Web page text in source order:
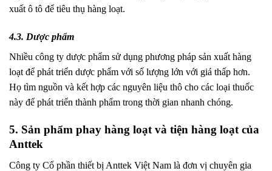
xuất ô tô để tiêu thụ hàng loạt.
4.3. Dược phẩm
Nhiều công ty dược phẩm sử dụng phương pháp sản xuất hàng
loạt để phát triển dược phẩm với số lượng lớn với giá thấp hơn.
Họ tìm nguồn và kết hợp các nguyên liệu thô cho các loại thuốc
này để phát triển thành phẩm trong thời gian nhanh chóng.
5. Sản phẩm phay hàng loạt và tiện hàng loạt của
Anttek
Công ty Cổ phần thiết bị Anttek Việt Nam là đơn vị chuyên gia